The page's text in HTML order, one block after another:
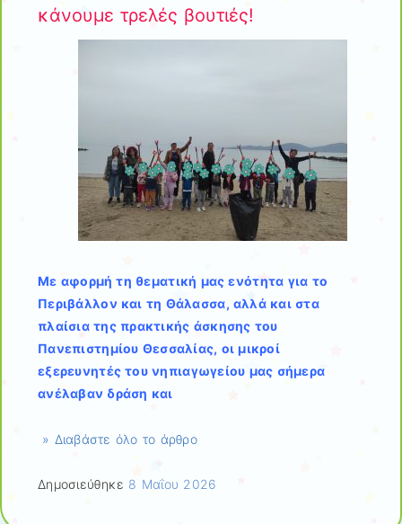
κάνουμε τρελές βουτιές!
Με αφορμή τη θεματική μας ενότητα για το
Περιβάλλον και τη Θάλασσα, αλλά και στα
πλαίσια της πρακτικής άσκησης του
Πανεπιστημίου Θεσσαλίας, οι μικροί
εξερευνητές του νηπιαγωγείου μας σήμερα
ανέλαβαν δράση και
» Διαβάστε όλο το άρθρο
Δημοσιεύθηκε 8 Μαΐου 2026